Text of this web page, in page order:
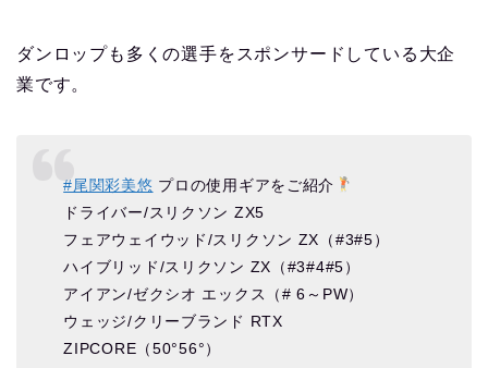
ダンロップも多くの選手をスポンサードしている大企
業です。
#尾関彩美悠 プロの使用ギアをご紹介
ドライバー/スリクソン ZX5
フェアウェイウッド/スリクソン ZX（#3#5）
ハイブリッド/スリクソン ZX（#3#4#5）
アイアン/ゼクシオ エックス（# 6～PW）
ウェッジ/クリーブランド RTX
ZIPCORE（50°56°）